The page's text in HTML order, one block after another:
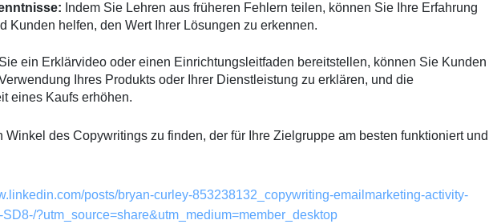
Indem Sie Lehren aus früheren Fehlern teilen, können Sie Ihre Erfahrung
Kunden helfen, den Wert Ihrer Lösungen zu erkennen.
ein Erklärvideo oder einen Einrichtungsleitfaden bereitstellen, können Sie Kunden
Ihres Produkts oder Ihrer Dienstleistung zu erklären, und die
eines Kaufs erhöhen.
Winkel des Copywritings zu finden, der für Ihre Zielgruppe am besten funktioniert und
posts/bryan-curley-853238132_copywriting-emailmarketing-activity-
?utm_source=share&utm_medium=member_desktop